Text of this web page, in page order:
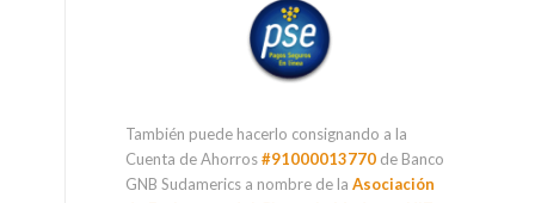
También puede hacerlo consignando a la
Cuenta de Ahorros#91000013770 de Banco
GNB Sudamerics a nombre de laAsociación